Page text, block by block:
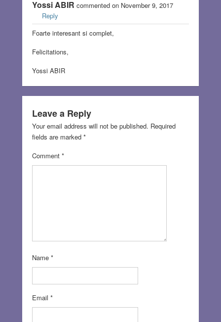
Yossi ABIR commented on November 9, 2017
Reply
Foarte interesant si complet,
Felicitations,
Yossi ABIR
Leave a Reply
Your email address will not be published. Required
fields are marked *
Comment *
Name *
Email *